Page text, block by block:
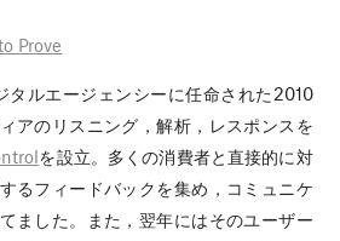
Prove
ルエージェンシーに任命された2010
アのリスニング，解析，レスポンスを
を設立。多くの消費者と直接的に対
るフィードバックを集め，コミュニケ
ました。また，翌年にはそのユーザー